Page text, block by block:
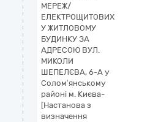
МЕРЕЖ/
ЕЛЕКТРОЩИТОВИХ
У ЖИТЛОВОМУ
БУДИНКУ ЗА
АДРЕСОЮ ВУЛ.
МИКОЛИ
ШЕПЕЛЄВА, 6-А у
Солом’янському
районі м. Києва-
[Настанова з
визначення